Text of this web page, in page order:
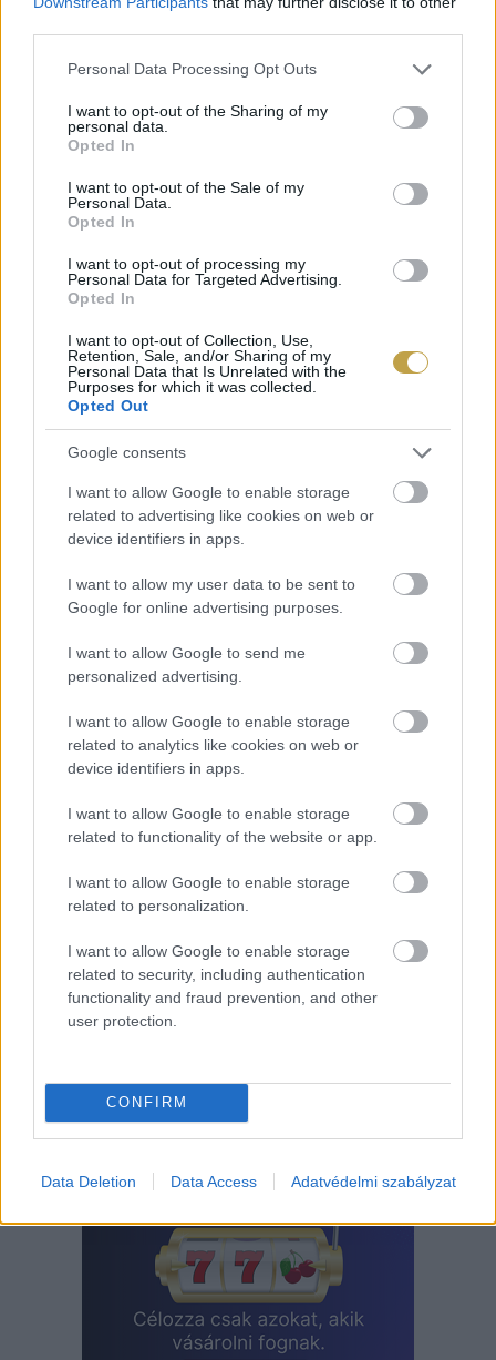
Please note that this website/app uses one or more Google
not limited to your visit or usage behaviour. You may click to
grant or deny consent to Google and its third-party tags to
use your data for below specified purposes in below Google
consent section.
Personal Data Processing Opt Outs
I want to opt-out of the Sharing of my
personal data.
Opted In
I want to opt-out of the Sale of my
Personal Data.
Opted In
I want to opt-out of processing my
Personal Data for Targeted Advertising.
Opted In
I want to opt-out of Collection, Use,
Retention, Sale, and/or Sharing of my
Personal Data that Is Unrelated with the
Purposes for which it was collected.
Opted Out
Google consents
I want to allow Google to enable storage
related to advertising like cookies on web or
device identifiers in apps.
I want to allow my user data to be sent to
Google for online advertising purposes.
I want to allow Google to send me
personalized advertising.
I want to allow Google to enable storage
related to analytics like cookies on web or
device identifiers in apps.
I want to allow Google to enable storage
related to functionality of the website or app.
I want to allow Google to enable storage
related to personalization.
I want to allow Google to enable storage
related to security, including authentication
functionality and fraud prevention, and other
user protection.
CONFIRM
Data Deletion Data Access Adatvédelmi szabályzat
vagy magvakkal, valamint figyelni az adagokra,
egyszerre egy-két szeletnél nem többet
fogyasztva. Egyes kutatások szerint az almaecet
is segíthet a vércukorszint szabályozásában, így
akár egy ecetes saláta is jó kísérője lehet.
A dietetikusok fontos továbbá kenyérvásárláskor
olyan terméket keresni, ami adagonként
legalább 3 gramm rostot, valamint néhány
gramm fehérjét tartalmaz, és minimális
hozzáadott cukorral készül. Ha pedig azt
szeretnénk, hogy a kenyér hosszabb ideig friss
maradjon,ebben a korábbi cikkünkben
egyszerű, hatékony trükköt is bemutatunk.
Szerző: Csáka Eszter
Címlapfotó: Bas Peperzak / Unsplash